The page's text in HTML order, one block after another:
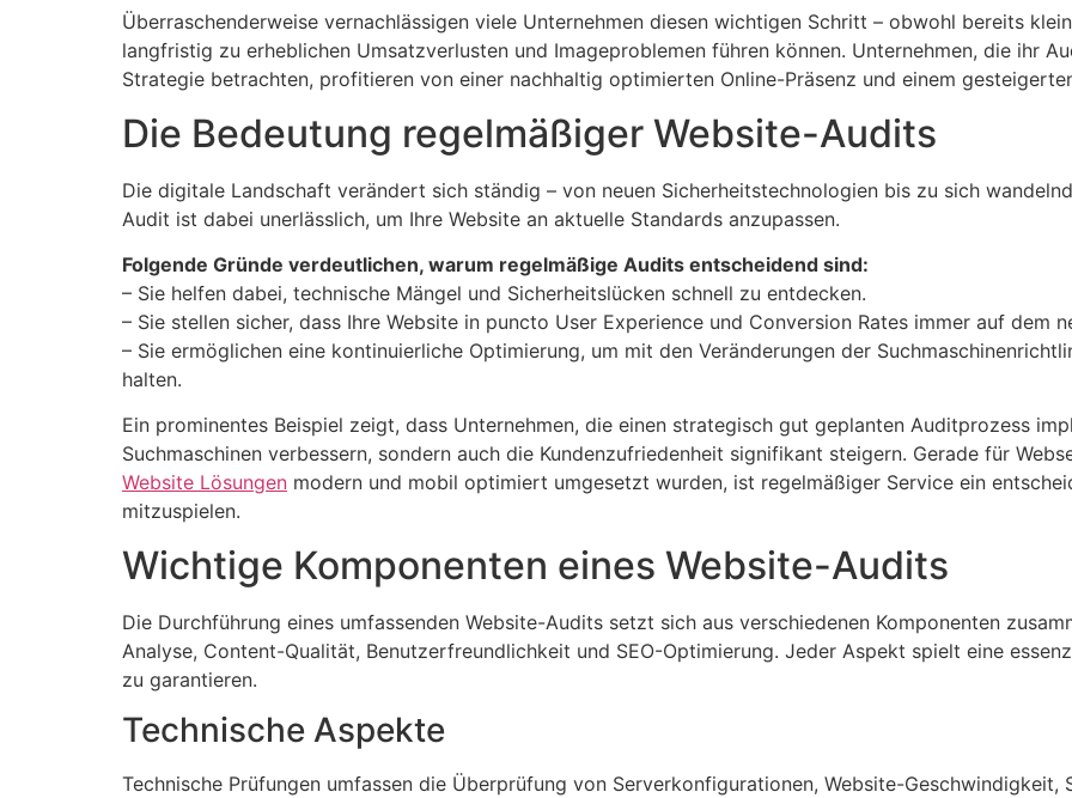
Überraschenderweise vernachlässigen viele Unternehmen diesen wichtigen Schritt – obwohl bereits
langfristig zu erheblichen Umsatzverlusten und Imageproblemen führen können. Unternehmen, die ihr
Strategie betrachten, profitieren von einer nachhaltig optimierten Online-Präsenz und einem
Die Bedeutung regelmäßiger Website-Audits
Die digitale Landschaft verändert sich ständig – von neuen Sicherheitstechnologien bis zu sich
Audit ist dabei unerlässlich, um Ihre Website an aktuelle Standards anzupassen.
Folgende Gründe verdeutlichen, warum regelmäßige Audits entscheidend sind:
– Sie helfen dabei, technische Mängel und Sicherheitslücken schnell zu entdecken.
– Sie stellen sicher, dass Ihre Website in puncto User Experience und Conversion Rates immer auf dem
– Sie ermöglichen eine kontinuierliche Optimierung, um mit den Veränderungen der
halten.
Ein prominentes Beispiel zeigt, dass Unternehmen, die einen strategisch gut geplanten Auditprozess
Suchmaschinen verbessern, sondern auch die Kundenzufriedenheit signifikant steigern. Gerade für
Website Lösungen modern und mobil optimiert umgesetzt wurden, ist regelmäßiger Service ein
mitzuspielen.
Wichtige Komponenten eines Website-Audits
Die Durchführung eines umfassenden Website-Audits setzt sich aus verschiedenen Komponenten
Analyse, Content-Qualität, Benutzerfreundlichkeit und SEO-Optimierung. Jeder Aspekt spielt eine
zu garantieren.
Technische Aspekte
Technische Prüfungen umfassen die Überprüfung von Serverkonfigurationen, Website-